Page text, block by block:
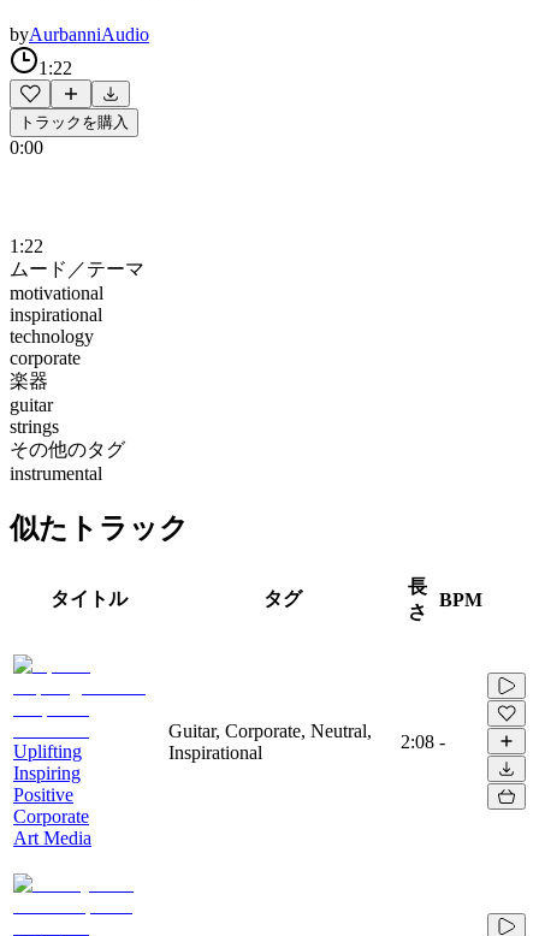
byAurbanniAudio
1:22
トラックを購入
0:00
1:22
ムード／テーマ
motivational
inspirational
technology
corporate
楽器
guitar
strings
その他のタグ
instrumental
似たトラック
タイトル タグ
長
さ
BPM
Uplifting
Inspiring
Positive
Corporate
Art Media
Guitar, Corporate, Neutral,
Inspirational
2:08 -